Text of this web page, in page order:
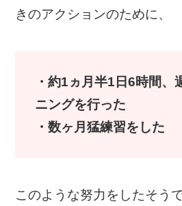
きのアクションのために、
・約1ヵ月半1日6時間、
ニングを行った
・数ヶ月猛練習をした
このような努力をしたそうで